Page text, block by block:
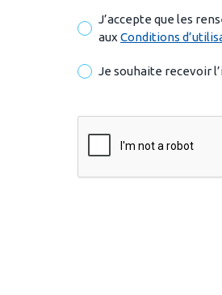
J’accepte que les
aux Conditions
Je souhaite recevoir